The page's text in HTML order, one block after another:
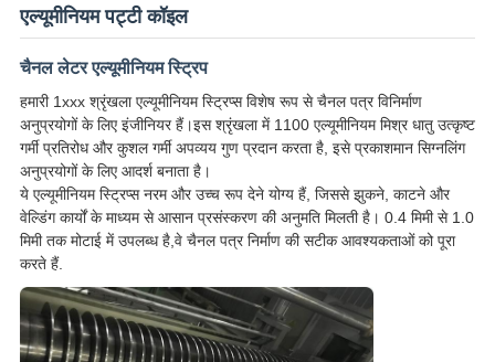
एल्यूमीनियम पट्टी कॉइल
चैनल लेटर एल्यूमीनियम स्ट्रिप
हमारी 1xxx श्रृंखला एल्यूमीनियम स्ट्रिप्स विशेष रूप से चैनल पत्र विनिर्माण
अनुप्रयोगों के लिए इंजीनियर हैं।इस श्रृंखला में 1100 एल्यूमीनियम मिश्र धातु उत्कृष्ट
गर्मी प्रतिरोध और कुशल गर्मी अपव्यय गुण प्रदान करता है, इसे प्रकाशमान सिग्नलिंग
अनुप्रयोगों के लिए आदर्श बनाता है।
ये एल्यूमीनियम स्ट्रिप्स नरम और उच्च रूप देने योग्य हैं, जिससे झुकने, काटने और
वेल्डिंग कार्यों के माध्यम से आसान प्रसंस्करण की अनुमति मिलती है। 0.4 मिमी से 1.0
मिमी तक मोटाई में उपलब्ध है,वे चैनल पत्र निर्माण की सटीक आवश्यकताओं को पूरा
करते हैं.